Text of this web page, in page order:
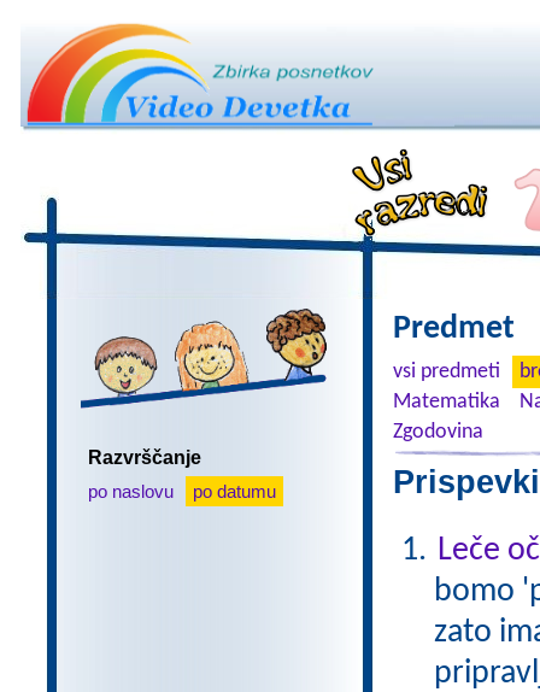
Razvrščanje
po naslovu
po datumu
Predmet
vsi predmeti
Matematika
Zgodovina
Leče
bomo
zato